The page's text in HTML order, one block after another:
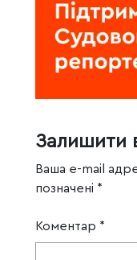
Залишити
Ваша e-mail
позначені *
Коментар *